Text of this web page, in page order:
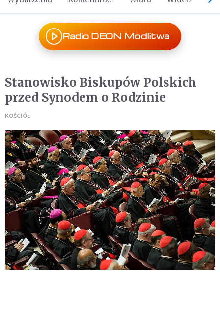
Radio DEON Modlitwa
Stanowisko Biskupów Polskich
przed Synodem o Rodzinie
KOŚCIÓŁ